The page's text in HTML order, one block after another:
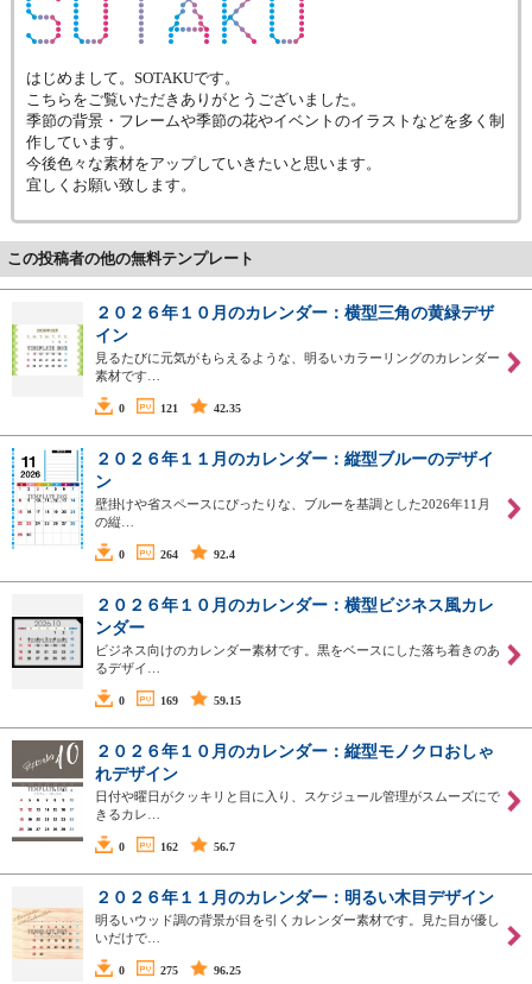
はじめまして。SOTAKUです。
こちらをご覧いただきありがとうございました。
季節の背景・フレームや季節の花やイベントのイラストなどを多く制
作しています。
今後色々な素材をアップしていきたいと思います。
宜しくお願い致します。
この投稿者の他の無料テンプレート
２０２６年１０月のカレンダー：横型三角の黄緑デザ
イン
見るたびに元気がもらえるような、明るいカラーリングのカレンダー
素材です…
0 121 42.35
２０２６年１１月のカレンダー：縦型ブルーのデザイ
ン
壁掛けや省スペースにぴったりな、ブルーを基調とした2026年11月
の縦…
0 264 92.4
２０２６年１０月のカレンダー：横型ビジネス風カレ
ンダー
ビジネス向けのカレンダー素材です。黒をベースにした落ち着きのあ
るデザイ…
0 169 59.15
２０２６年１０月のカレンダー：縦型モノクロおしゃ
れデザイン
日付や曜日がクッキリと目に入り、スケジュール管理がスムーズにで
きるカレ…
0 162 56.7
２０２６年１１月のカレンダー：明るい木目デザイン
明るいウッド調の背景が目を引くカレンダー素材です。見た目が優し
いだけで…
0 275 96.25